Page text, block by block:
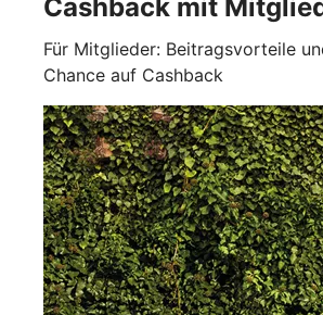
Cashback mit
Für Mitglieder: Beitragsvorteile
Chance auf Cashback